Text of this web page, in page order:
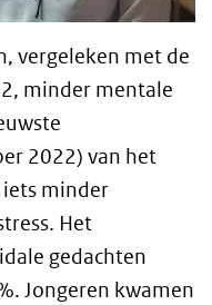
vergeleken met de
minder mentale
2022) van het
iets minder
Het
gedachten
Jongeren kwamen